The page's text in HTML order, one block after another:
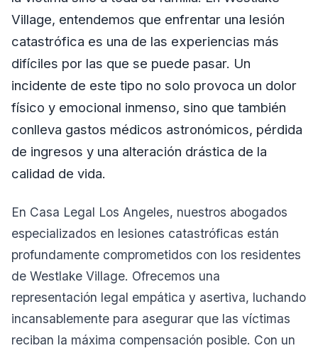
Village, entendemos que enfrentar una lesión
catastrófica es una de las experiencias más
difíciles por las que se puede pasar. Un
incidente de este tipo no solo provoca un dolor
físico y emocional inmenso, sino que también
conlleva gastos médicos astronómicos, pérdida
de ingresos y una alteración drástica de la
calidad de vida.
En Casa Legal Los Angeles, nuestros abogados
especializados en lesiones catastróficas están
profundamente comprometidos con los residentes
de Westlake Village. Ofrecemos una
representación legal empática y asertiva, luchando
incansablemente para asegurar que las víctimas
reciban la máxima compensación posible. Con un